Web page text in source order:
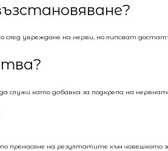
увреждане на нерви, но липсват
служи като добавка за подкрепа на
на резултатите към човешкото